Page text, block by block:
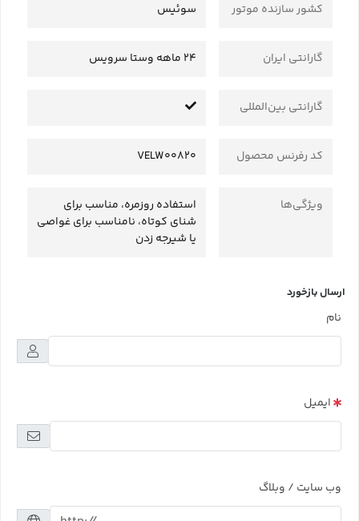
کشور سازنده موتور سوئیس
گارانتی ایران 24 ماهه وستا سرویس
گارانتی بین‌المللی
کد رفرنس محصول VELW00820
ویژگی‌ها
استفاده روزمره، مناسب برای
شنای کوتاه، نامناسب برای غواصی
یا شیرجه زدن
ارسال بازخورد
نام
ایمیل
وب سایت / وبلاگ